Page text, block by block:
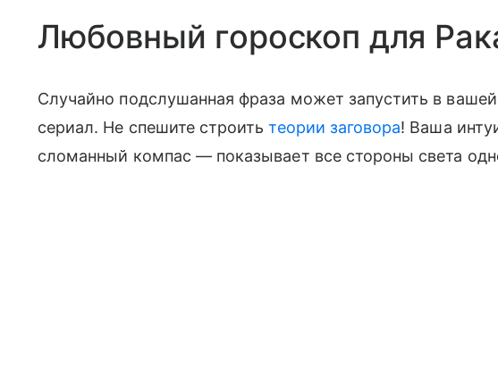
Любовный гороскоп для
Случайно подслушанная фраза может запустить в
сериал. Не спешите строитьтеории заговора! Ваша
сломанный компас — показывает все стороны света